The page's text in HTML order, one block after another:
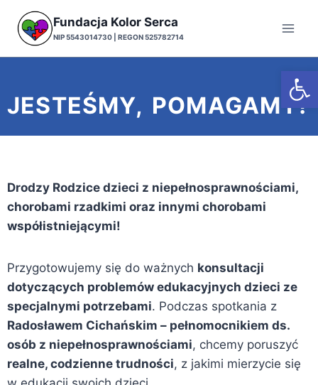
Fundacja Kolor Serca
NIP 5543014730 | REGON 525782714
JESTEŚMY, POMAGAMY!
Drodzy Rodzice dzieci z niepełnosprawnościami,
chorobami rzadkimi oraz innymi chorobami
współistniejącymi!
Przygotowujemy się do ważnych konsultacji
dotyczących problemów edukacyjnych dzieci ze
specjalnymi potrzebami. Podczas spotkania z
Radosławem Cichańskim – pełnomocnikiem ds.
osób z niepełnosprawnościami, chcemy poruszyć
realne, codzienne trudności, z jakimi mierzycie się